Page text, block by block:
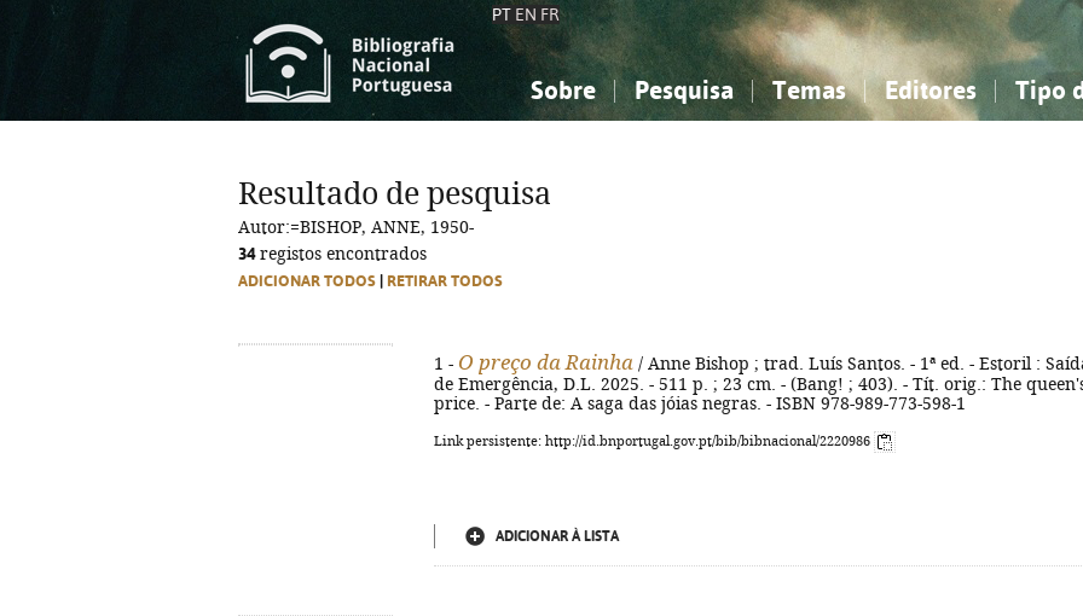
PT EN FR
Sobre Pesquisa Temas
Ciências sociais...
Editores Tipo
Ciências sociais...
Resultado de pesquisa
Autor:=BISHOP, ANNE, 1950-
34registos encontrados
ADICIONAR TODOS RETIRAR TODOS
1 - O preço da Rainha / Anne Bishop ; trad. Luís Santos. - 1ª ed. - Estoril :
de Emergência, D.L. 2025. - 511 p. ; 23 cm. - (Bang! ; 403). - Tít. orig.: The
price. - Parte de: A saga das jóias negras. - ISBN 978-989-773-598-1
Link persistente: http://id.bnportugal.gov.pt/bib/bibnacional/2220986
ADICIONAR À LISTA